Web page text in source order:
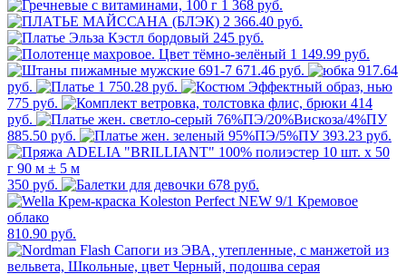
1 368 руб.
2 366.40 руб.
245 руб.
1 149.99 руб.
671.46 руб.
917.64
руб.
1 750.28 руб.
775 руб.
414
руб.
885.50 руб.
393.23 руб.
350 руб. 678 руб.
810.90 руб.